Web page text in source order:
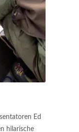
Ed
hilarische